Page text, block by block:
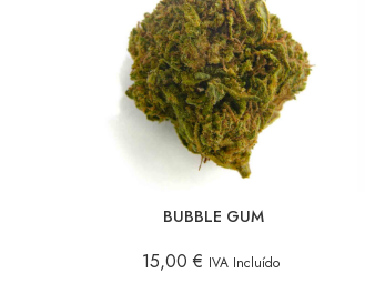
BUBBLE GUM
15,00 € IVA Incluído
5 GR.
3 GR.